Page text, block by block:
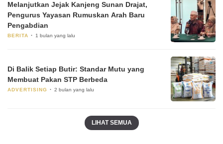
Melanjutkan Jejak Kanjeng Sunan Drajat,
Pengurus Yayasan Rumuskan Arah Baru
Pengabdian
BERITA 1 bulan yang lalu
Di Balik Setiap Butir: Standar Mutu yang
Membuat Pakan STP Berbeda
ADVERTISING 2 bulan yang lalu
LIHAT SEMUA